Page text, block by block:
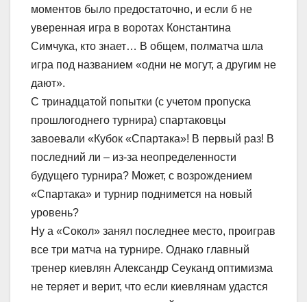
моментов было предостаточно, и если б не
уверенная игра в воротах Константина
Симчука, кто знает… В общем, полматча шла
игра под названием «одни не могут, а другим не
дают».
С тринадцатой попытки (с учетом пропуска
прошлогоднего турнира) спартаковцы
завоевали «Кубок «Спартака»! В первый раз! В
последний ли – из-за неопределенности
будущего турнира? Может, с возрождением
«Спартака» и турнир поднимется на новый
уровень?
Ну а «Сокол» занял последнее место, проиграв
все три матча на турнире. Однако главный
тренер киевлян Александр Сеуканд оптимизма
не теряет и верит, что если киевлянам удастся